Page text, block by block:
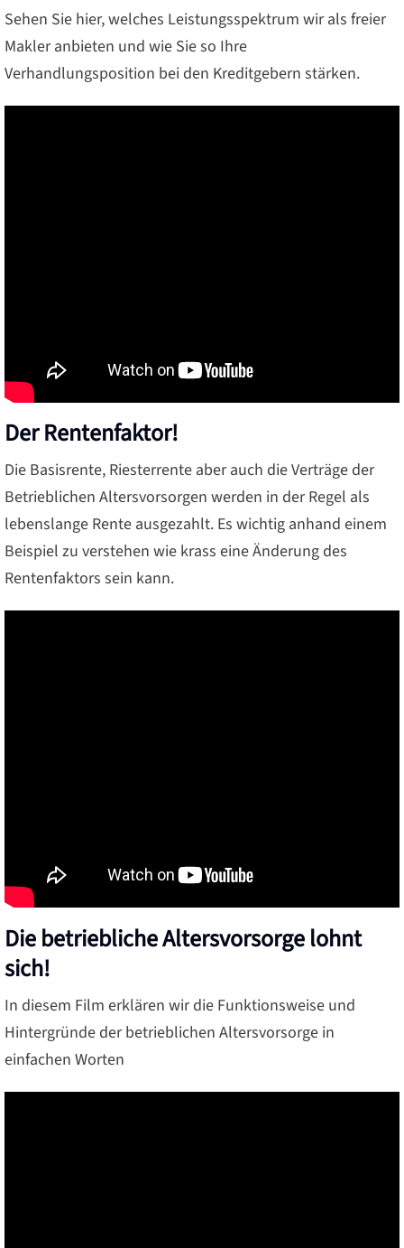
Sehen Sie hier, welches Leistungsspektrum wir als freier
Makler anbieten und wie Sie so Ihre
Verhandlungsposition bei den Kreditgebern stärken.
Der Rentenfaktor!
Die Basisrente, Riesterrente aber auch die Verträge der
Betrieblichen Altersvorsorgen werden in der Regel als
lebenslange Rente ausgezahlt. Es wichtig anhand einem
Beispiel zu verstehen wie krass eine Änderung des
Rentenfaktors sein kann.
Die betriebliche Altersvorsorge lohnt
sich!
In diesem Film erklären wir die Funktionsweise und
Hintergründe der betrieblichen Altersvorsorge in
einfachen Worten